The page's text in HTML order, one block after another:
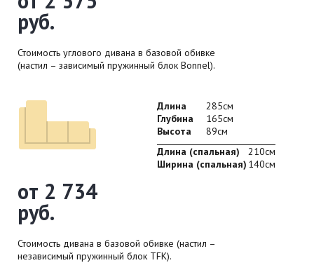
руб.
Стоимость углового дивана в базовой обивке
(настил – зависимый пружинный блок Bonnel).
от 2 734
руб.
Длина
285см
Глубина
165см
Высота
89см
Длина (спальная)
210см
Ширина (спальная) 140см
Стоимость дивана в базовой обивке (настил –
независимый пружинный блок TFK).